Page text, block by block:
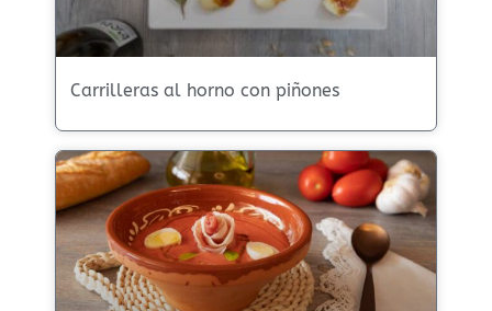
Carrilleras al horno con piñones